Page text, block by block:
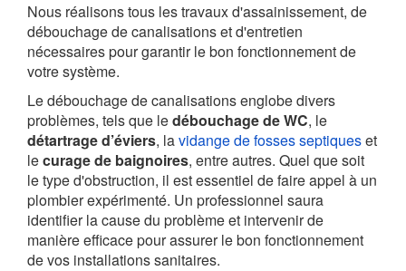
Nous réalisons tous les travaux d'assainissement, de
débouchage de canalisations et d'entretien
nécessaires pour garantir le bon fonctionnement de
votre système.
Le débouchage de canalisations englobe divers
problèmes, tels que ledébouchage de WC, le
détartrage d’éviers, lavidange de fosses septiqueset
lecurage de baignoires, entre autres. Quel que soit
le type d'obstruction, il est essentiel de faire appel à un
plombier expérimenté. Un professionnel saura
identifier la cause du problème et intervenir de
manière efficace pour assurer le bon fonctionnement
de vos installations sanitaires.